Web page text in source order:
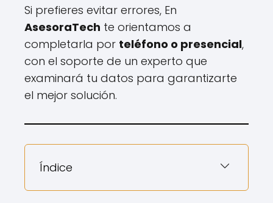
Si prefieres evitar errores, En
AsesoraTech te orientamos a
completarla por teléfono o presencial,
con el soporte de un experto que
examinará tu datos para garantizarte
el mejor solución.
Índice